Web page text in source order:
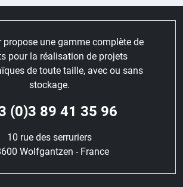
propose une gamme complète de
pour la réalisation de projets
de toute taille, avec ou sans
stockage.
(0)3 89 41 35 96
10 rue des serruriers
Wolfgantzen - France